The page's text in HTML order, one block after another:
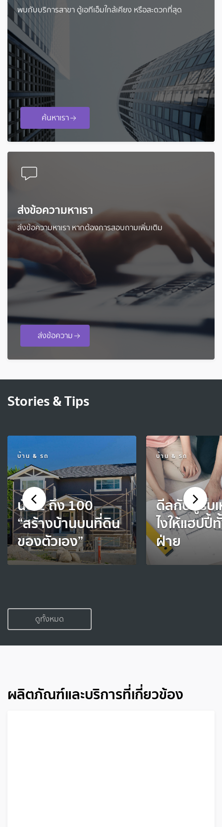
พบกับบริการสาขา ตู้เอทีเอ็มใกล้เคียง หรือสะดวกที่สุด
ค้นหาเรา
ส่งข้อความหาเรา
ส่งข้อความหาเรา หากต้องการสอบถามเพิ่มเติม
ส่งข้อความ
Stories & Tips
บ้าน & รถ
นับ 1 ถึง 100
“สร้างบ้านบนที่ดิน
ของตัวเอง”
บ้าน & รถ
ดีลกับผู้รับ
ไงให้แฮปปี้
ฝ่าย
ดูทั้งหมด
ผลิตภัณฑ์และบริการที่เกี่ยวข้อง